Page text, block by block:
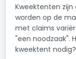
Kweektenten
worden op de
met claims
"een noodzaak".
kweektent